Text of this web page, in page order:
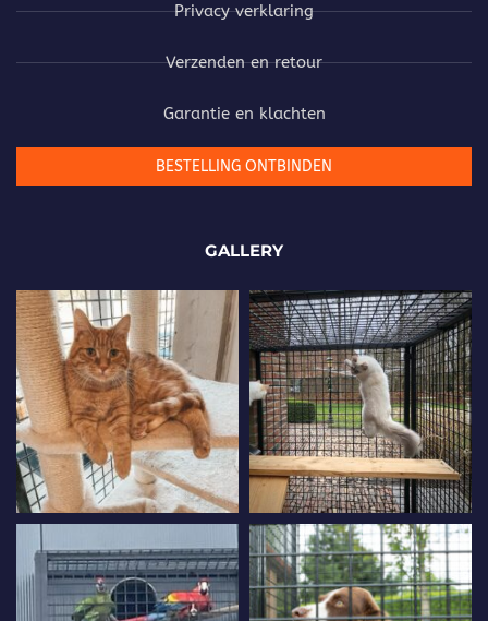
Privacy verklaring
Verzenden en retour
Garantie en klachten
BESTELLING ONTBINDEN
GALLERY